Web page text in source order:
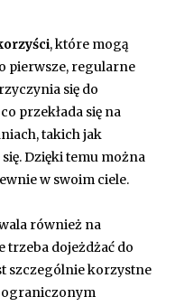
, które mogą
pierwsze, regularne
się do
co przekłada się na
takich jak
Dzięki temu można
w swoim ciele.
również na
trzeba dojeżdżać do
szczególnie korzystne
ograniczonym